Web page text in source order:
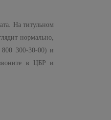
На титульном
нормально,
300-30-00) и
в ЦБР и